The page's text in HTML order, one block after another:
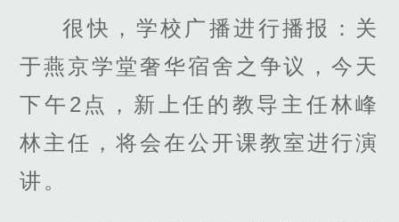
很快，学校广播进行播报：关
于燕京学堂奢华宿舍之争议，今天
下午2点，新上任的教导主任林峰
林主任，将会在公开课教室进行演
讲。